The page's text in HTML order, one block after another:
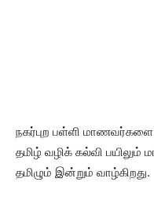
நகர்புற பள்ளி மாணவர்களை
தமிழ் வழிக் கல்வி பயிலும்
தமிழும் இன்றும் வாழ்கிறது.